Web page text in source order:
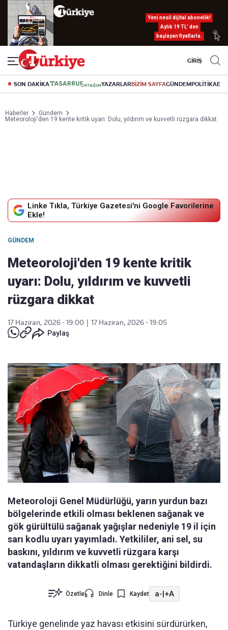
Yeni nesil dijital abonelik!
Aylık 19 TL’ den
başlayan fiyatlarla.
GİRİŞ
SON DAKİKA YAZARLARBİZİM SAYFAGÜNDEMPOLİTİKA
Haberler
Gündem
Meteoroloji'den 19 kente kritik uyarı: Dolu, yıldırım ve kuvvetli rüzgara dikkat
Linke Tıkla, Türkiye Gazetesi'ni Google Favorilerine
Ekle!
GÜNDEM
Meteoroloji'den 19 kente kritik
uyarı: Dolu, yıldırım ve kuvvetli
rüzgara dikkat
17 Haziran, 2026 - 19:00
17 Haziran, 2026 - 19:05
Paylaş
Meteoroloji Genel Müdürlüğü, yarın yurdun bazı
bölgelerinde etkili olması beklenen sağanak ve
gök gürültülü sağanak yağışlar nedeniyle 19 il için
sarı kodlu uyarı yayımladı. Yetkililer, ani sel, su
baskını, yıldırım ve kuvvetli rüzgara karşı
vatandaşların dikkatli olması gerektiğini bildirdi.
Özetle Dinle Kaydet a-|+A
Türkiye genelinde yaz havası etkisini sürdürürken,